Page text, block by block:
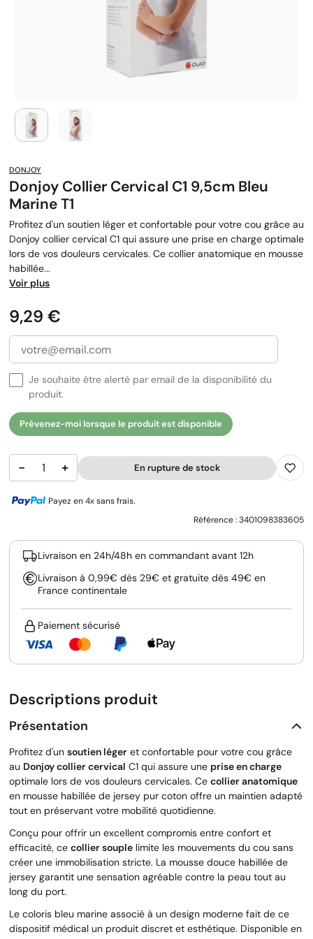
DONJOY
Donjoy Collier Cervical C1 9,5cm Bleu
Marine T1
Profitez d'un soutien léger et confortable pour votre cou grâce au
Donjoy collier cervical C1 qui assure une prise en charge optimale
lors de vos douleurs cervicales. Ce collier anatomique en mousse
habillée...
Voir plus
Prix
9,29 €
Je souhaite être alerté par email de la disponibilité du
produit.
Prévenez-moi lorsque le produit est disponible
− + En rupture de stock
Payez en 4x sans frais.
Référence :3401098383605
Livraison en 24h/48h en commandant avant 12h
Livraison à 0,99€ dès 29€ et gratuite dès 49€ en
France continentale
Paiement sécurisé
Descriptions produit
Présentation
Profitez d'un soutien léger et confortable pour votre cou grâce
au Donjoy collier cervical C1 qui assure une prise en charge
optimale lors de vos douleurs cervicales. Ce collier anatomique
en mousse habillée de jersey pur coton offre un maintien adapté
tout en préservant votre mobilité quotidienne.
Conçu pour offrir un excellent compromis entre confort et
efficacité, ce collier souple limite les mouvements du cou sans
créer une immobilisation stricte. La mousse douce habillée de
jersey garantit une sensation agréable contre la peau tout au
long du port.
Le coloris bleu marine associé à un design moderne fait de ce
dispositif médical un produit discret et esthétique. Disponible en